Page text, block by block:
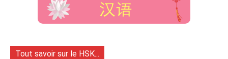
Tout savoir sur le HSK...